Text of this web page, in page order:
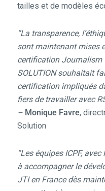
tailles et de modèles
“La transparence,
sont maintenant mises
certification Journalism
SOLUTION souhaitait
certification impliqués
fiers de travailler avec
– Monique Favre,
Solution
“Les équipes ICPF,
à accompagner le
JTI en France dès